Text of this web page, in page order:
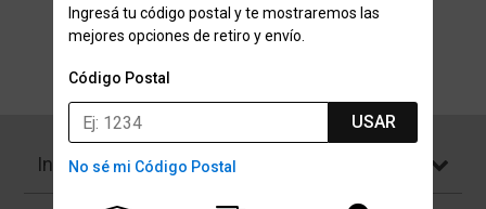
Ingresá tu código postal y te mostraremos las
mejores opciones de retiro y envío.
Código Postal
USAR
No sé mi Código Postal
Institucional